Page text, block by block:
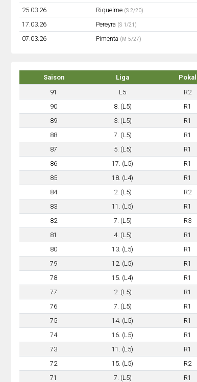
25.03.26 Riquelme (S 2/20)
17.03.26
Pereyra (S 1/21)
07.03.26
Pimenta (M 5/27)
Saison Liga Pokal
91
L5 R2
90
8. (L5) R1
89
3. (L5) R1
88
7. (L5) R1
87
5. (L5) R1
86
17. (L5) R1
85
18. (L4) R1
84
2. (L5) R2
83
11. (L5) R1
82
7. (L5) R3
81
4. (L5) R1
80
13. (L5) R1
79
12. (L5) R1
78
15. (L4) R1
77
2. (L5) R1
76
7. (L5) R1
75
14. (L5) R1
74
16. (L5) R1
73
11. (L5) R1
72
15. (L5) R2
71
7. (L5) R1